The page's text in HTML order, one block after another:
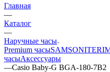
Главная
—
Каталог
—
Наручные часы
Premium часыSAMSONITE
часыАксессуары
—Casio Baby-G BGA-180-7В2